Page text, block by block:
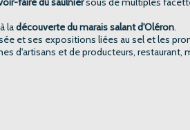
ladécouverte du marais salant d'Oléron.
et ses expositions liées au sel et les
d'artisans et de producteurs, restaurant,